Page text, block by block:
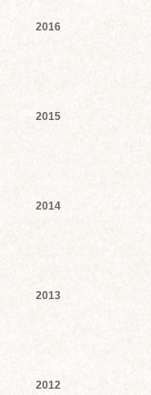
2016
2015
2014
2013
2012